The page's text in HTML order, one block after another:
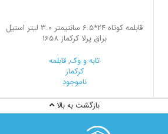
قابلمه کوتاه 24*6.5 سانتیمتر 3.0 لیتر استیل
براق پرلا کرکماز 1658
تابه و وک,قابلمه
کرکماز
ناموجود
بازگشت به بالا